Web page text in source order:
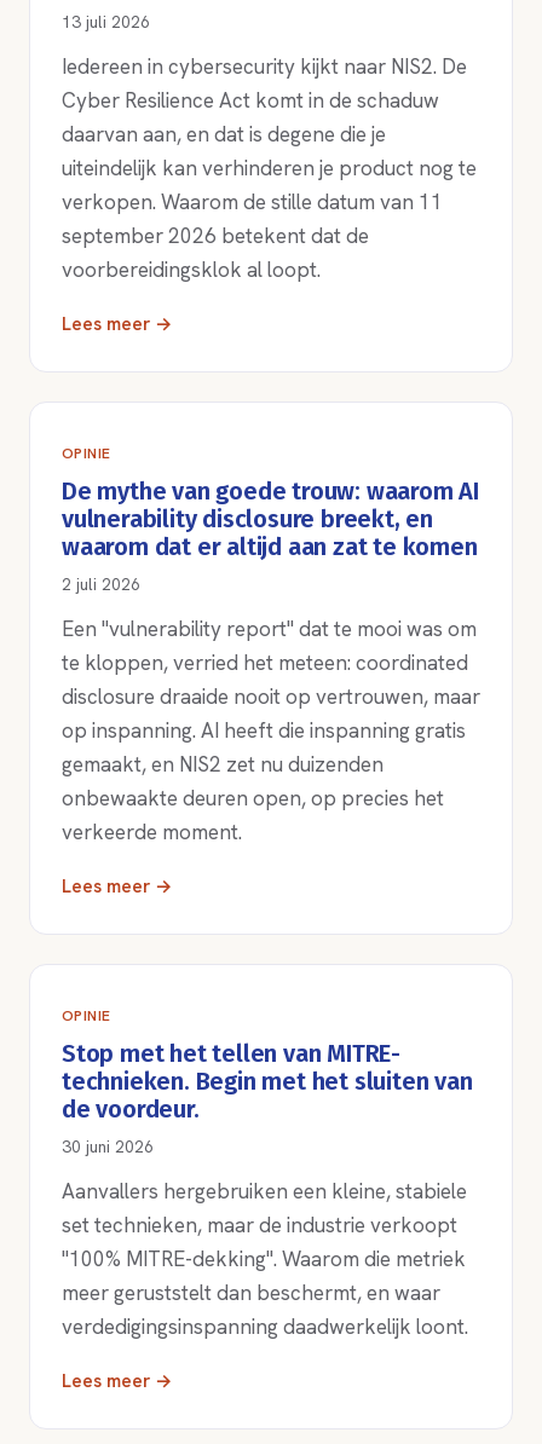
13 juli 2026
Iedereen in cybersecurity kijkt naar NIS2. De
Cyber Resilience Act komt in de schaduw
daarvan aan, en dat is degene die je
uiteindelijk kan verhinderen je product nog te
verkopen. Waarom de stille datum van 11
september 2026 betekent dat de
voorbereidingsklok al loopt.
Lees meer →
OPINIE
De mythe van goede trouw: waarom AI
vulnerability disclosure breekt, en
waarom dat er altijd aan zat te komen
2 juli 2026
Een "vulnerability report" dat te mooi was om
te kloppen, verried het meteen: coordinated
disclosure draaide nooit op vertrouwen, maar
op inspanning. AI heeft die inspanning gratis
gemaakt, en NIS2 zet nu duizenden
onbewaakte deuren open, op precies het
verkeerde moment.
Lees meer →
OPINIE
Stop met het tellen van MITRE-
technieken. Begin met het sluiten van
de voordeur.
30 juni 2026
Aanvallers hergebruiken een kleine, stabiele
set technieken, maar de industrie verkoopt
"100% MITRE-dekking". Waarom die metriek
meer geruststelt dan beschermt, en waar
verdedigingsinspanning daadwerkelijk loont.
Lees meer →